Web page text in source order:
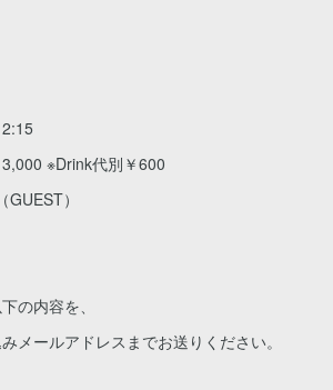
※Drink代別￥600
GUEST）
の内容を、
メールアドレスまでお送りください。